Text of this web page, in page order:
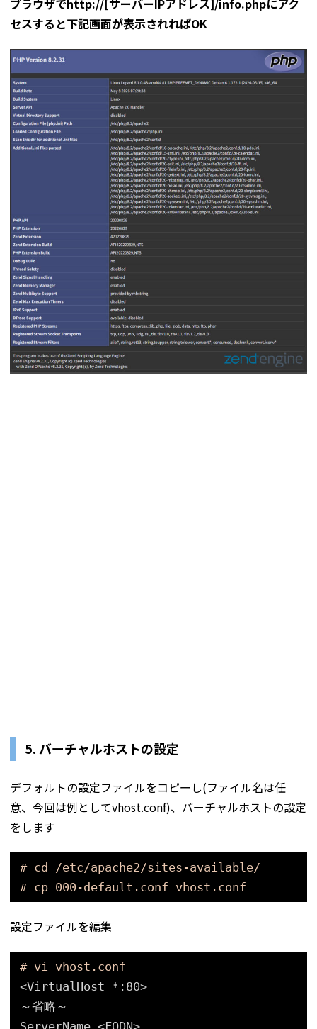
ブラウザでhttp://[サーバーIPアドレス]/info.phpにアク
セスすると下記画面が表示されればOK
5. バーチャルホストの設定
デフォルトの設定ファイルをコピーし(ファイル名は任
意、今回は例としてvhost.conf)、バーチャルホストの設定
をします
# cd /etc/apache2/sites-available/
# cp 000-default.conf vhost.conf
設定ファイルを編集
# vi vhost.conf
<VirtualHost *:80>
～省略～